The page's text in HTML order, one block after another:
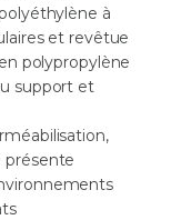
à
et revêtue
polypropylène
support et
présente